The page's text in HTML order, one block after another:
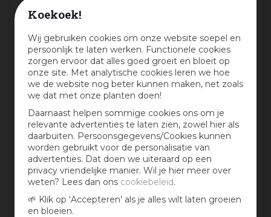
Koekoek!
Wij gebruiken cookies om onze website soepel en
persoonlijk te laten werken. Functionele cookies
zorgen ervoor dat alles goed groeit en bloeit op
onze site. Met analytische cookies leren we hoe
we de website nog beter kunnen maken, net zoals
we dat met onze planten doen!
Daarnaast helpen sommige cookies ons om je
relevante advertenties te laten zien, zowel hier als
daarbuiten. Persoonsgegevens/Cookies kunnen
worden gebruikt voor de personalisatie van
advertenties. Dat doen we uiteraard op een
privacy vriendelijke manier. Wil je hier meer over
weten? Lees dan ons cookiebeleid.
🌱 Klik op ‘Accepteren’ als je alles wilt laten groeien
en bloeien.
Beoordeling:*
Mijn ervaring in één zin:*
Jouw mening over dit product: